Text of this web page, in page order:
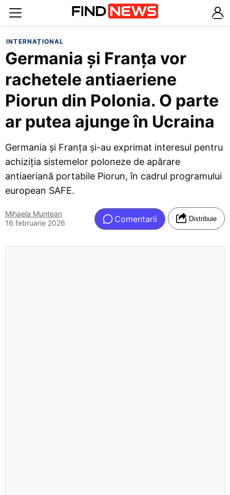
INTERNAȚIONAL
Germania și Franța vor
rachetele antiaeriene
Piorun din Polonia. O parte
ar putea ajunge în Ucraina
Germania și Franța și-au exprimat interesul pentru
achiziția sistemelor poloneze de apărare
antiaeriană portabile Piorun, în cadrul programului
european SAFE.
Mihaela Muntean
16 februarie 2026
Comentarii Distribuie